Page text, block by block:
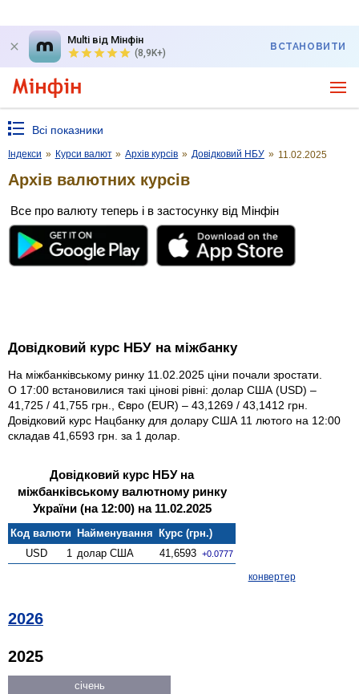
Multi від Мінфін
(8,9K+)
ВСТАНОВИТИ
Всі показники
Індекси » Курси валют » Архів курсів » Довідковий НБУ » 11.02.2025
Архів валютних курсів
Все про валюту теперь і в застосунку від Мінфін
Довідковий курс НБУ на міжбанку
На міжбанківському ринку 11.02.2025 ціни почали зростати.
О 17:00 встановилися такі цінові рівні: долар США (USD) –
41,725 / 41,755 грн., Євро (EUR) – 43,1269 / 43,1412 грн.
Довідковий курс Нацбанку для долару США 11 лютого на 12:00
складав 41,6593 грн. за 1 долар.
Довідковий курс НБУ на
міжбанківському валютному ринку
України (на 12:00) на 11.02.2025
Код валюти Найменування
Курс (грн.)
USD
1 долар США 41,6593 +0.0777
конвертер
2026
2025
січень